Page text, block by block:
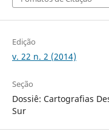
Edição
v. 22 n. 2 (2014)
Seção
Dossiê: Cartografias
Sur